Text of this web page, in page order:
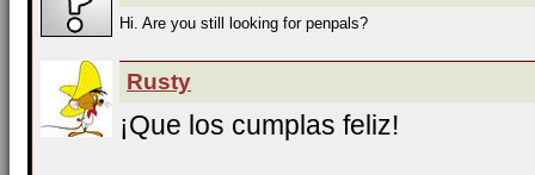
Hi. Are you still looking for penpals?
Rusty
¡Que los cumplas feliz!